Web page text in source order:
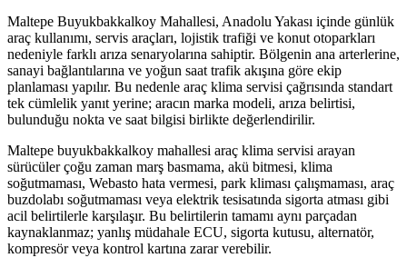
Maltepe Buyukbakkalkoy Mahallesi, Anadolu Yakası içinde günlük
araç kullanımı, servis araçları, lojistik trafiği ve konut otoparkları
nedeniyle farklı arıza senaryolarına sahiptir. Bölgenin ana arterlerine,
sanayi bağlantılarına ve yoğun saat trafik akışına göre ekip
planlaması yapılır. Bu nedenle araç klima servisi çağrısında standart
tek cümlelik yanıt yerine; aracın marka modeli, arıza belirtisi,
bulunduğu nokta ve saat bilgisi birlikte değerlendirilir.
Maltepe buyukbakkalkoy mahallesi araç klima servisi arayan
sürücüler çoğu zaman marş basmama, akü bitmesi, klima
soğutmaması, Webasto hata vermesi, park kliması çalışmaması, araç
buzdolabı soğutmaması veya elektrik tesisatında sigorta atması gibi
acil belirtilerle karşılaşır. Bu belirtilerin tamamı aynı parçadan
kaynaklanmaz; yanlış müdahale ECU, sigorta kutusu, alternatör,
kompresör veya kontrol kartına zarar verebilir.